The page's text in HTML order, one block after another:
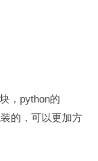
，python的
的，可以更加方